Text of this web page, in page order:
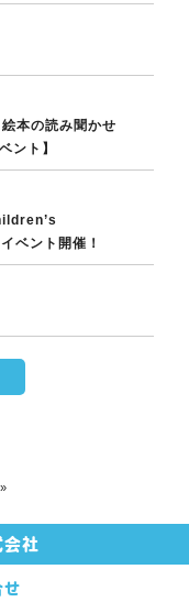
本の読み聞かせ
ント】
ベント開催！
»
社
せ
クラブ All rights Reserved.